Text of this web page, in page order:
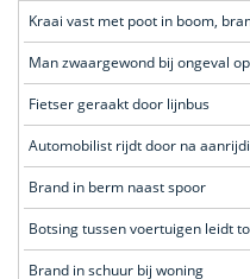
Kraai vast met poot in boom,
Man zwaargewond bij ongeval
Fietser geraakt door lijnbus
Automobilist rijdt door na
Brand in berm naast spoor
Botsing tussen voertuigen leidt
Brand in schuur bij woning